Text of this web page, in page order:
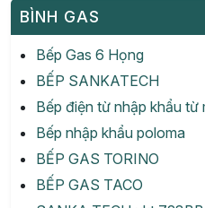
BÌNH GAS
Bếp Gas 6 Họng
BẾP SANKATECH
Bếp điện từ nhập khẩu từ
Bếp nhập khẩu poloma
BẾP GAS TORINO
BẾP GAS TACO